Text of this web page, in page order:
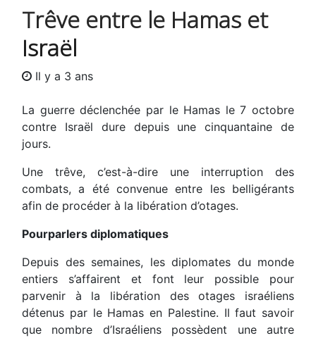
Trêve entre le Hamas et
Israël
Il y a 3 ans
La guerre déclenchée par le Hamas le 7 octobre
contre Israël dure depuis une cinquantaine de
jours.
Une trêve, c’est-à-dire une interruption des
combats, a été convenue entre les belligérants
afin de procéder à la libération d’otages.
Pourparlers diplomatiques
Depuis des semaines, les diplomates du monde
entiers s’affairent et font leur possible pour
parvenir à la libération des otages israéliens
détenus par le Hamas en Palestine. Il faut savoir
que nombre d’Israéliens possèdent une autre